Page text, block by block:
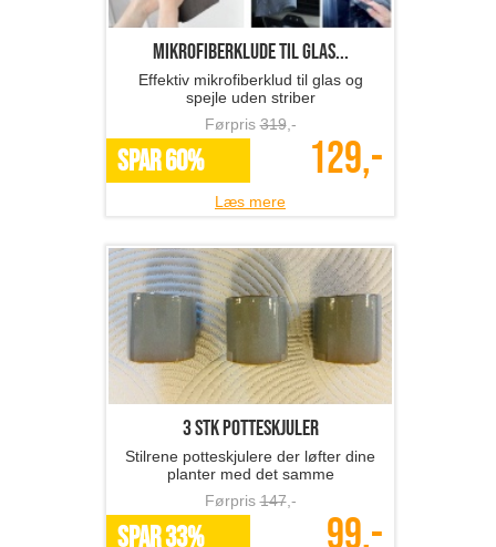
Mikrofiberklude til glas...
Effektiv mikrofiberklud til glas og
spejle uden striber
Førpris319,-
SPAR 60% 129,-
Læs mere
3 stk potteskjuler
Stilrene potteskjulere der løfter dine
planter med det samme
Førpris147,-
SPAR 33% 99,-